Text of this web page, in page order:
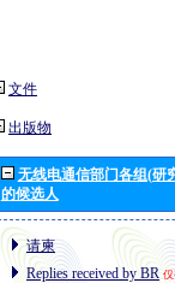
文件
出版物
无线电通信部门各组(研
的候选人
请柬
Replies received by BR